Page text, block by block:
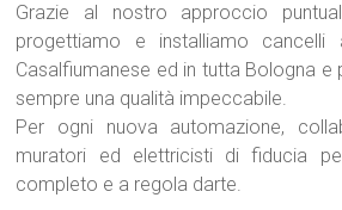
Grazie al nostro approccio
progettiamo e installiamo cancelli
Casalfiumanese ed in tutta Bologna e
sempre una qualità impeccabile.
Per ogni nuova automazione,
muratori ed elettricisti di fiducia
completo e a regola darte.